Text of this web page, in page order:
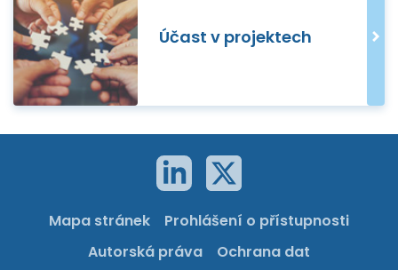
Účast v projektech
Mapa stránek
Prohlášení o přístupnosti
Autorská práva
Ochrana dat